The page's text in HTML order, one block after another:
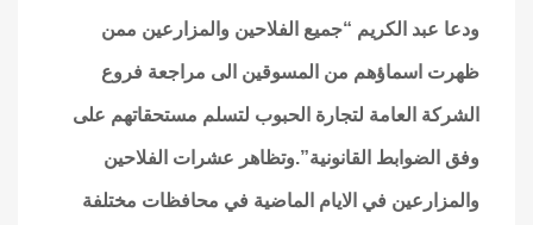
ودعا عبد الكريم “جميع الفلاحين والمزارعين ممن
ظهرت اسماؤهم من المسوقين الى مراجعة فروع
الشركة العامة لتجارة الحبوب لتسلم مستحقاتهم على
وفق الضوابط القانونية”.وتظاهر عشرات الفلاحين
والمزارعين في الايام الماضية في محافظات مختلفة